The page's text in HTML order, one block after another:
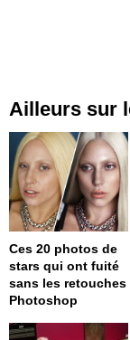
Ailleurs sur
Ces 20 photos de
stars qui ont fuité
sans les retouches
Photoshop